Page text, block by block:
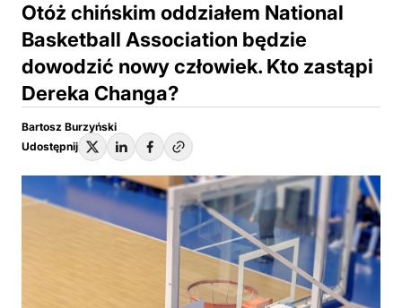
Otóż chińskim oddziałem National
Basketball Association będzie
dowodzić nowy człowiek. Kto zastąpi
Dereka Changa?
Bartosz Burzyński
Udostępnij